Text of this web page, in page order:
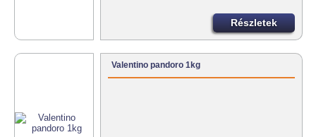
Részletek
Valentino pandoro 1kg